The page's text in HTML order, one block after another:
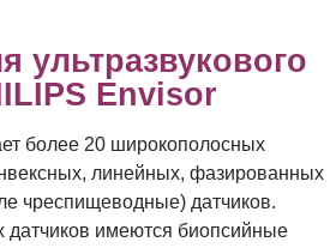
ультразвукового
Envisor
более 20 широкополосных
линейных, фазированных
чреспищеводные) датчиков.
датчиков имеются биопсийные